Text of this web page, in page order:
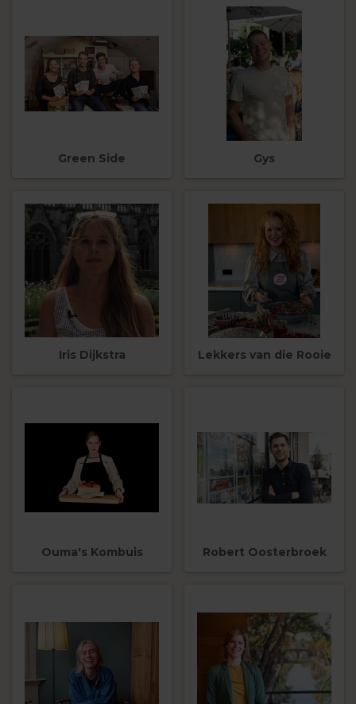
Green Side Gys
Iris Dijkstra Lekkers van die Rooie
Ouma's Kombuis Robert Oosterbroek